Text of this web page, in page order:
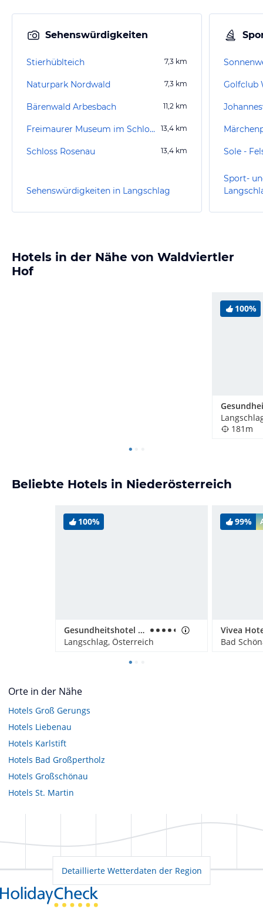
Sehenswürdigkeiten
Stierhüblteich 7,3 km
Naturpark Nordwald 7,3 km
Bärenwald Arbesbach 11,2 km
Freimaurer Museum im Schloss Rosenau 13,4 km
Schloss Rosenau 13,4 km
Sehenswürdigkeiten in Langschlag
Golfclub
Sole -
Sport-
Hotels in der Nähe von Waldviertler
Hof
100%
181m
Beliebte Hotels in Niederösterreich
100%
Gesundheitshotel Klosterberg
Langschlag, Österreich
99%
Bad
Orte in der Nähe
Hotels Groß Gerungs
Hotels Liebenau
Hotels Karlstift
Hotels Bad Großpertholz
Hotels Großschönau
Hotels St. Martin
Detaillierte Wetterdaten der Region